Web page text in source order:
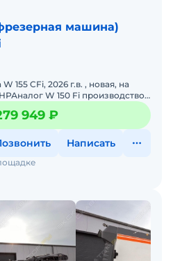
машина)
155 CFi, 2026 г.в. , новая, на
W 150 Fi производство
цена с НДС. Возм
949 ₽
Написать